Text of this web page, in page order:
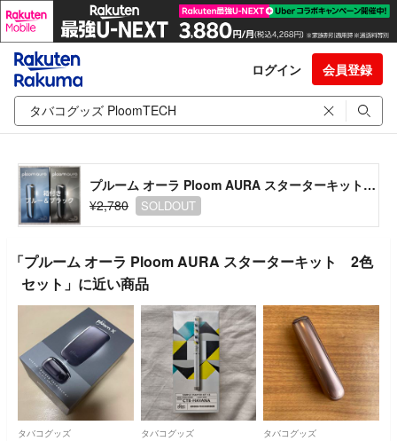
ログイン 会員登録
プルーム オーラ Ploom AURA スターターキット 2色セット
¥2,780
SOLDOUT
「プルーム オーラ Ploom AURA スターターキット 2色
セット」に近い商品
タバコグッズ タバコグッズ タバコグッズ